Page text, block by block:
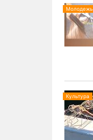
Молодежь
Культура